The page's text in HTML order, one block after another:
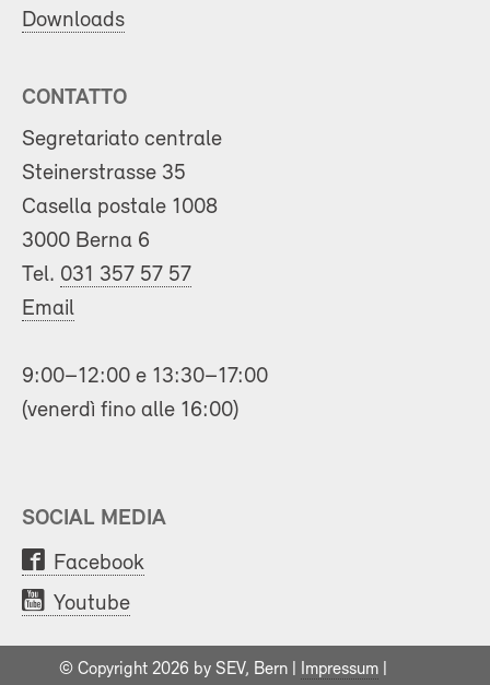
Downloads
CONTATTO
Segretariato centrale
Steinerstrasse 35
Casella postale 1008
3000 Berna 6
Tel. 031 357 57 57
Email
9:00–12:00 e 13:30–17:00
(venerdì fino alle 16:00)
SOCIAL MEDIA
Facebook
Youtube
© Copyright 2026 by SEV, Bern | Impressum